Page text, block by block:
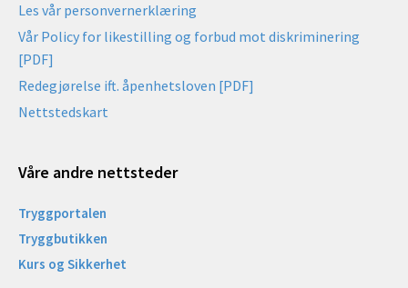
Les vår personvernerklæring
Vår Policy for likestilling og forbud mot diskriminering
[PDF]
Redegjørelse ift. åpenhetsloven [PDF]
Nettstedskart
Våre andre nettsteder
Tryggportalen
Tryggbutikken
Kurs og Sikkerhet